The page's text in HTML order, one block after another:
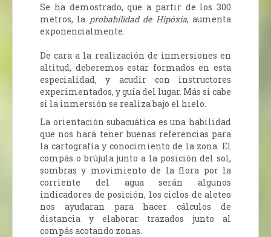
Se ha demostrado, que a partir de los 300
metros, la probabilidad de Hipóxia, aumenta
exponencialmente.
De cara a la realización de inmersiones en
altitud, deberemos estar formados en esta
especialidad, y acudir con instructores
experimentados, y guía del lugar. Más si cabe
si la inmersión se realiza bajo el hielo.
La orientación subacuática es una habilidad
que nos hará tener buenas referencias para
la cartografía y conocimiento de la zona. El
compás o brújula junto a la posición del sol,
sombras y movimiento de la flora por la
corriente del agua serán algunos
indicadores de posición, los ciclos de aleteo
nos ayudaran para hacer cálculos de
distancia y elaborar trazados junto al
compás acotando zonas.